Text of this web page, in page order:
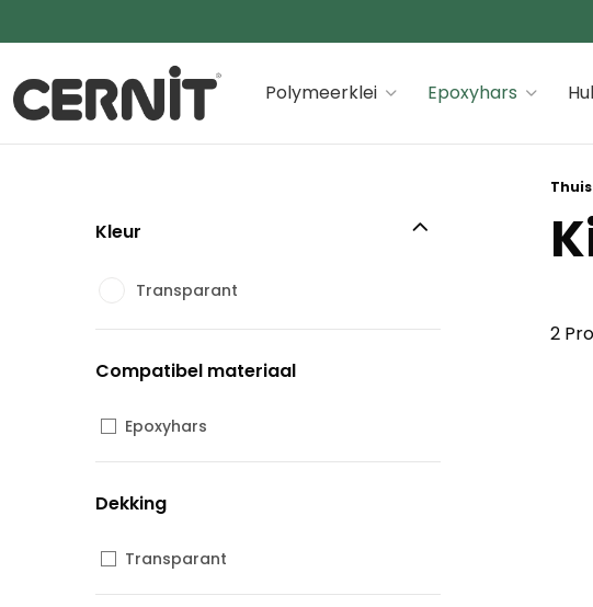
Cernit Une qualité haut de gamme pour des créations premiums
Polymeerklei Epoxyhars
Thuis
2
Kleur
Transparant
Compatibel materiaal
Epoxyhars
Dekking
Transparant